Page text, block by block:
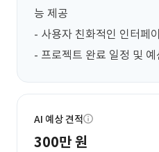
능 제공
- 사용자 친화적인 인터페
- 프로젝트 완료 일정 및
AI 예상 견적
300만 원